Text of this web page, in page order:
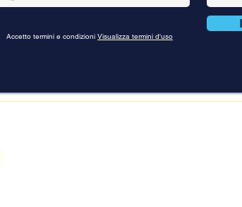
Accetto termini e condizioni Visualizza termini d'uso